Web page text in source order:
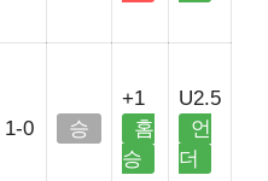
1-0 승
+1
홈
승
U2.5
언
더